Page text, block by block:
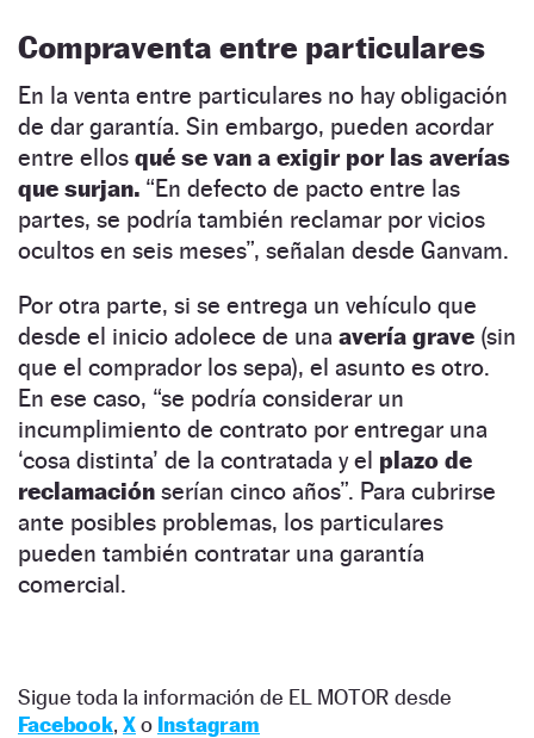
Compraventa entre particulares
En la venta entre particulares no hay obligación
de dar garantía. Sin embargo, pueden acordar
entre ellos qué se van a exigir por las averías
que surjan. “En defecto de pacto entre las
partes, se podría también reclamar por vicios
ocultos en seis meses”, señalan desde Ganvam.
Por otra parte, si se entrega un vehículo que
desde el inicio adolece de una avería grave (sin
que el comprador los sepa), el asunto es otro.
En ese caso, “se podría considerar un
incumplimiento de contrato por entregar una
‘cosa distinta’ de la contratada y el plazo de
reclamación serían cinco años”. Para cubrirse
ante posibles problemas, los particulares
pueden también contratar una garantía
comercial.
Sigue toda la información de EL MOTOR desde
Facebook, Xo Instagram